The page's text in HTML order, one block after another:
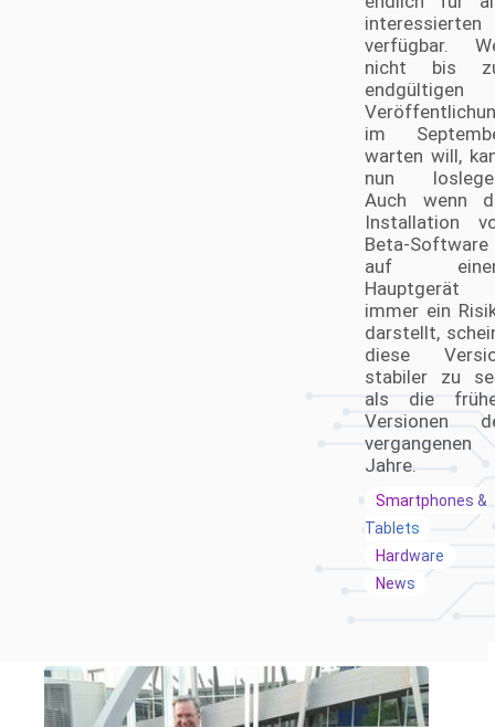
interessierten
verfügbar.
nicht bis
endgültigen
im
warten will,
nun
Auch wenn
Installation
Beta-Software
auf
Hauptgerät
immer ein
darstellt,
diese
stabiler zu
als die
Versionen
vergangenen
Jahre.
Smartphones &
Tablets
Hardware
News